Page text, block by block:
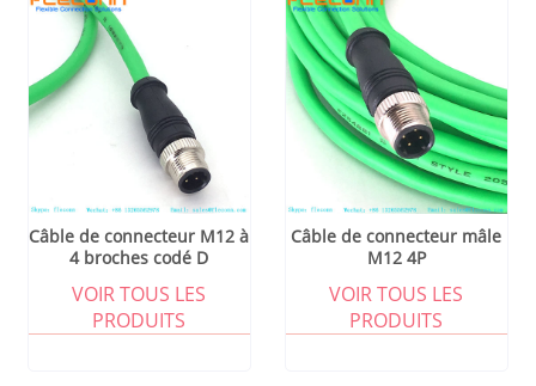
Câble de connecteur M12 à
4 broches codé D
VOIR TOUS LES
PRODUITS
Câble de connecteur mâle
M12 4P
VOIR TOUS LES
PRODUITS